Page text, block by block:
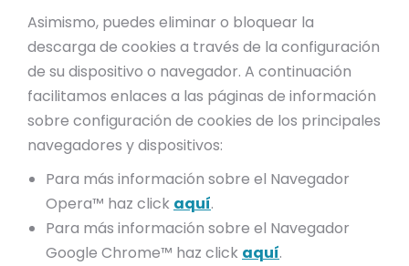
Asimismo, puedes eliminar o bloquear la
descarga de cookies a través de la configuración
de su dispositivo o navegador. A continuación
facilitamos enlaces a las páginas de información
sobre configuración de cookies de los principales
navegadores y dispositivos:
Para más información sobre el Navegador
Opera™ haz click aquí.
Para más información sobre el Navegador
Google Chrome™ haz click aquí.